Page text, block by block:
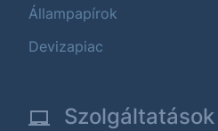
Állampapírok
Devizapiac
Szolgáltatások